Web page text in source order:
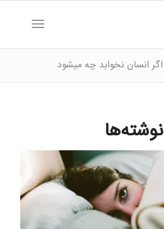
انسان نخوابد چه میشود
نوشته‌ها